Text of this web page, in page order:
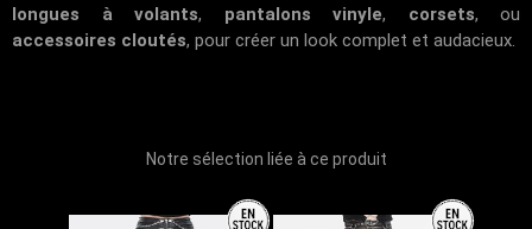
longues à volants, pantalons vinyle, corsets, ou
accessoires cloutés, pour créer un look complet et audacieux.
Notre sélection liée à ce produit